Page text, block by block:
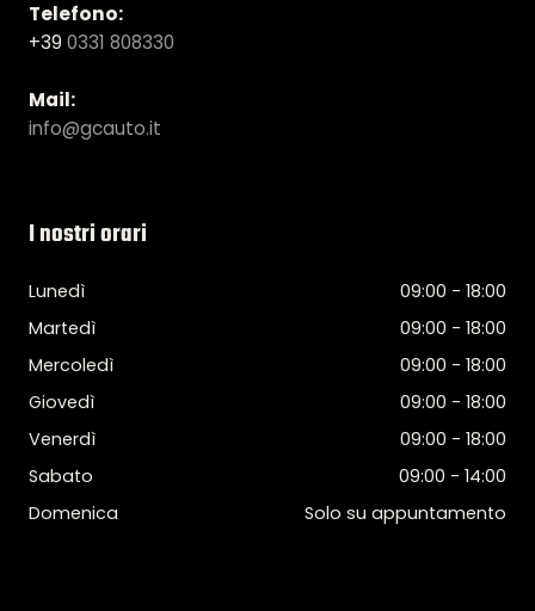
Telefono:
+39 0331 808330
Mail:
info@gcauto.it
I nostri orari
Lunedì
09:00 - 18:00
Martedì
09:00 - 18:00
Mercoledì
09:00 - 18:00
Giovedì
09:00 - 18:00
Venerdì
09:00 - 18:00
Sabato
09:00 - 14:00
Domenica
Solo su appuntamento